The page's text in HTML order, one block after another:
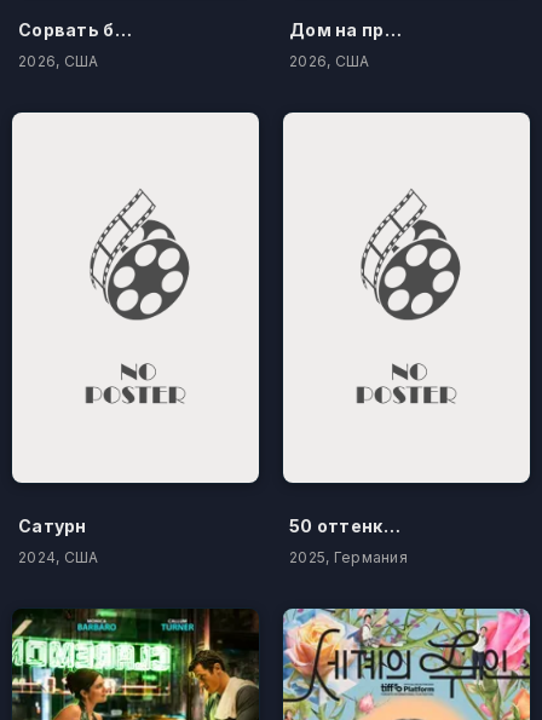
Сорвать банк 3: Вор-джентльмен
2026, США
Дом на проклятом холме
2026, США
Сатурн
2024, США
50 оттенков бестселлера
2025, Германия